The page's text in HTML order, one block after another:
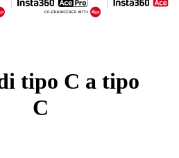
tipo C a tipo
C